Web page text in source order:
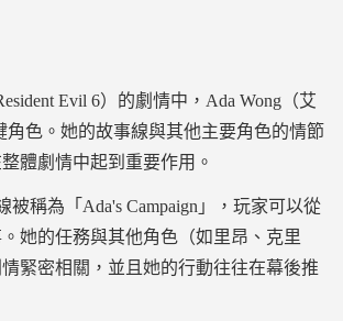
Evil 6）的劇情中，Ada Wong（艾
角色。她的故事線與其他主要角色的情節
體劇情中起到重要作用。
被稱為「Ada's Campaign」，玩家可以從
她的任務與其他角色（如里昂、克里
緊密相關，並且她的行動往往在幕後推